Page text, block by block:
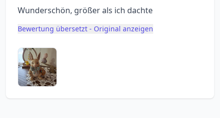
Wunderschön, größer als ich dachte
Bewertung übersetzt - Original anzeigen